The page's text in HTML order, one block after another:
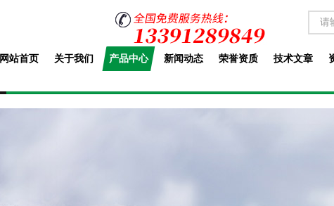
网站首页 关于我们 产品中心 新闻动态 荣誉资质 技术文章